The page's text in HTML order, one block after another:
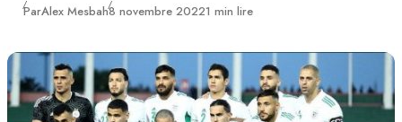
ParAlex MesbahPublié
8 novembre 20221 min lire